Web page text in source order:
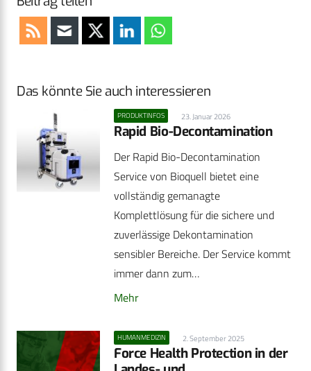
Das könnte Sie auch interessieren
PRODUKTINFOS 23. Januar 2026
Rapid Bio-Decontamination
Der Rapid Bio-Decontamination
Service von Bioquell bietet eine
vollständig gemanagte
Komplettlösung für die sichere und
zuverlässige Dekontamination
sensibler Bereiche. Der Service kommt
immer dann zum…
Mehr
HUMANMEDIZIN 2. September 2025
Force Health Protection in der